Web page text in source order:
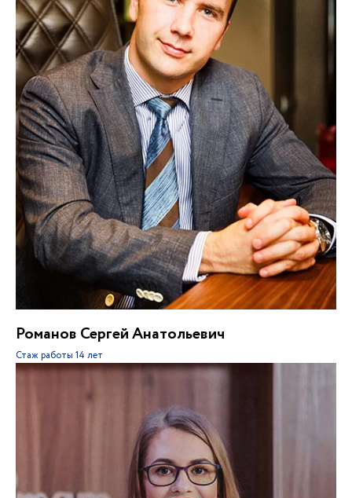
Романов Сергей Анатольевич
Стаж работы 14 лет